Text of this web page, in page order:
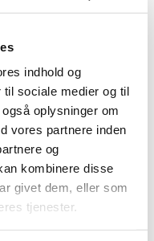
indhold og
sociale medier og til
oplysninger om
vores partnere inden
og
kombinere disse
givet dem, eller som
tjenester.
MERA NYHED!
Mera Adult Laks & Ris
kg
395,00
316,00 ekskl. moms
Køb nu